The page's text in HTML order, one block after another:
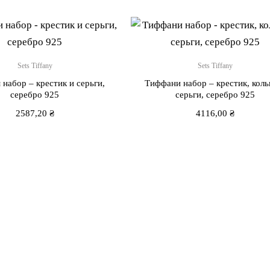
Sets Tiffany
– крестик и серьги,
серебро 925
2587,20 ₴
Sets Tiffany
Тиффани набор – крестик,
серьги, серебро 925
4116,00 ₴